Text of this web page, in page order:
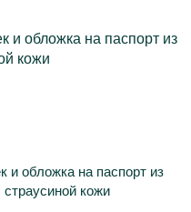
и обложка на паспорт из
страусиной кожи